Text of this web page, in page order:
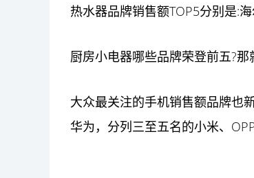
热水器品牌销售额TOP5分别是:
厨房小电器哪些品牌荣登前五?
大众最关注的手机销售额品牌也
华为，分列三至五名的小米、